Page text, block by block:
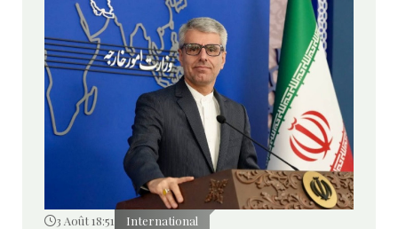
3 Août 18:51 International